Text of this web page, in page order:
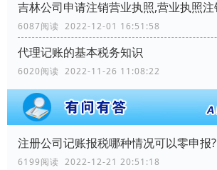
6087阅读 2022-12-01 16:51:58
代理记账的基本税务知识
6020阅读 2022-11-26 11:08:22
注册公司记账报税哪种情况可以零申报?
6199阅读 2022-12-21 20:51:18